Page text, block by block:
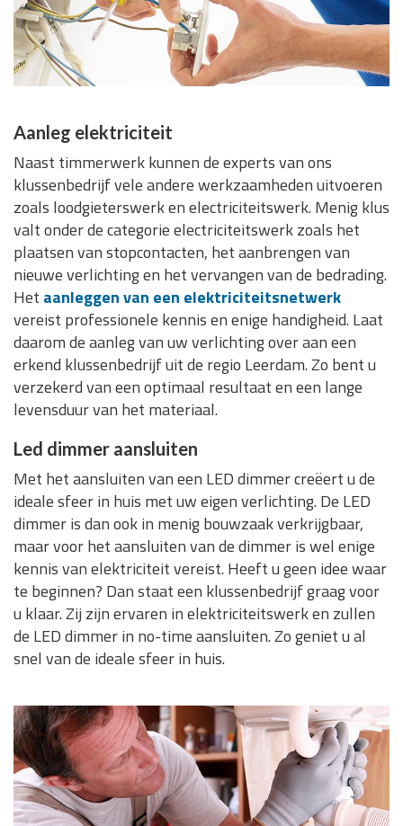
Aanleg elektriciteit
Naast timmerwerk kunnen de experts van ons
klussenbedrijf vele andere werkzaamheden uitvoeren
zoals loodgieterswerk en electriciteitswerk. Menig klus
valt onder de categorie electriciteitswerk zoals het
plaatsen van stopcontacten, het aanbrengen van
nieuwe verlichting en het vervangen van de bedrading.
Het aanleggen van een elektriciteitsnetwerk
vereist professionele kennis en enige handigheid. Laat
daarom de aanleg van uw verlichting over aan een
erkend klussenbedrijf uit de regio Leerdam. Zo bent u
verzekerd van een optimaal resultaat en een lange
levensduur van het materiaal.
Led dimmer aansluiten
Met het aansluiten van een LED dimmer creëert u de
ideale sfeer in huis met uw eigen verlichting. De LED
dimmer is dan ook in menig bouwzaak verkrijgbaar,
maar voor het aansluiten van de dimmer is wel enige
kennis van elektriciteit vereist. Heeft u geen idee waar
te beginnen? Dan staat een klussenbedrijf graag voor
u klaar. Zij zijn ervaren in elektriciteitswerk en zullen
de LED dimmer in no-time aansluiten. Zo geniet u al
snel van de ideale sfeer in huis.